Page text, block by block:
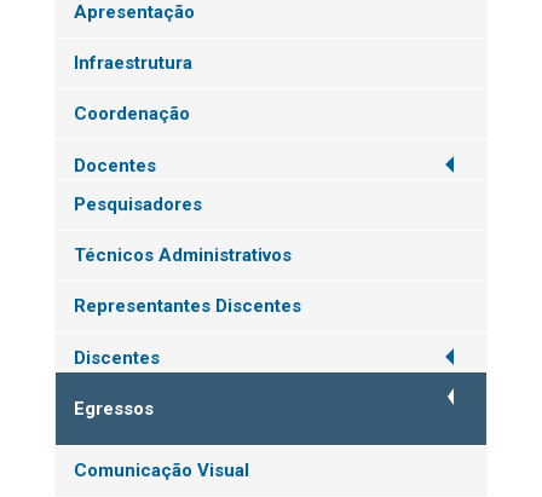
Apresentação
Infraestrutura
Coordenação
Docentes
Pesquisadores
Técnicos Administrativos
Representantes Discentes
Discentes
Egressos
Comunicação Visual